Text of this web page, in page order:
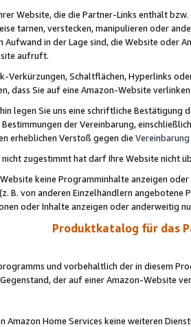
Website, die die Partner-Links enthält
tarnen, verstecken, manipulieren oder
Aufwand in der Lage sind, die Website oder
aufruft.
Verkürzungen, Schaltflächen, Hyperlinks
dass Sie auf eine Amazon-Website
legen Sie uns eine schriftliche
der Vereinbarung,
erheblichen Verstoß gegen die Vereinbarung
zugestimmt hat darf Ihre Website nicht
keine Programminhalte anzeigen
B. von anderen Einzelhändlern
oder Inhalte anzeigen oder anderweitig
Produktkatalog für das
und vorbehaltlich der in diesem
der auf einer Amazon-Website
Amazon Home Services keine weiteren